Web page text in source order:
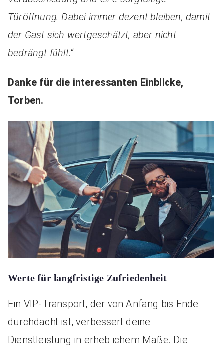
Türöffnung. Dabei immer dezent bleiben, damit
der Gast sich wertgeschätzt, aber nicht
bedrängt fühlt.“
Danke für die interessanten Einblicke,
Torben.
Werte für langfristige Zufriedenheit
Ein VIP-Transport, der von Anfang bis Ende
durchdacht ist, verbessert deine
Dienstleistung in erheblichem Maße. Die